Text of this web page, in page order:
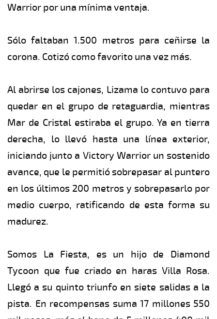
Warrior por una mínima ventaja.
Sólo faltaban 1.500 metros para ceñirse la
corona. Cotizó como favorito una vez más.
Al abrirse los cajones, Lizama lo contuvo para
quedar en el grupo de retaguardia, mientras
Mar de Cristal estiraba el grupo. Ya en tierra
derecha, lo llevó hasta una línea exterior,
iniciando junto a Victory Warrior un sostenido
avance, que le permitió sobrepasar al puntero
en los últimos 200 metros y sobrepasarlo por
medio cuerpo, ratificando de esta forma su
madurez.
Somos La Fiesta, es un hijo de Diamond
Tycoon que fue criado en haras Villa Rosa.
Llegó a su quinto triunfo en siete salidas a la
pista. En recompensas suma 17 millones 550